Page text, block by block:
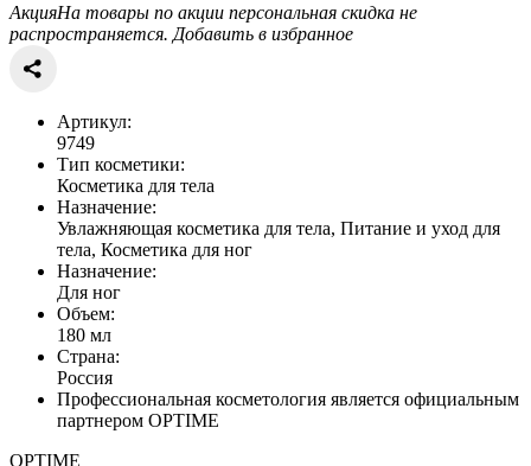
АкцияНа товары по акции персональная скидка не
распространяется. Добавить в избранное
Артикул:
9749
Тип косметики:
Косметика для тела
Назначение:
Увлажняющая косметика для тела, Питание и уход для
тела, Косметика для ног
Назначение:
Для ног
Объем:
180 мл
Страна:
Россия
Профессиональная косметология является официальным
партнером OPTIME
OPTIME